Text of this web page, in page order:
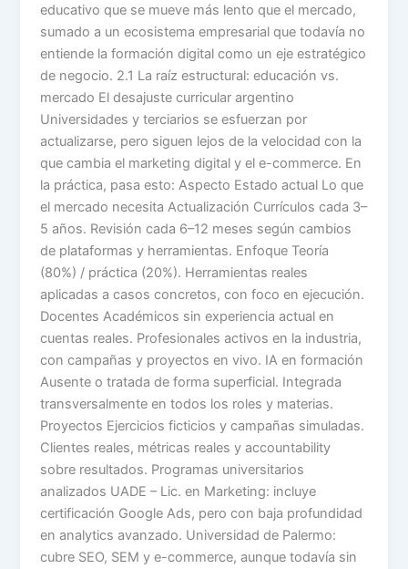
educativo que se mueve más lento que el mercado,
sumado a un ecosistema empresarial que todavía no
entiende la formación digital como un eje estratégico
de negocio. 2.1 La raíz estructural: educación vs.
mercado El desajuste curricular argentino
Universidades y terciarios se esfuerzan por
actualizarse, pero siguen lejos de la velocidad con la
que cambia el marketing digital y el e-commerce. En
la práctica, pasa esto: Aspecto Estado actual Lo que
el mercado necesita Actualización Currículos cada 3–
5 años. Revisión cada 6–12 meses según cambios
de plataformas y herramientas. Enfoque Teoría
(80%) / práctica (20%). Herramientas reales
aplicadas a casos concretos, con foco en ejecución.
Docentes Académicos sin experiencia actual en
cuentas reales. Profesionales activos en la industria,
con campañas y proyectos en vivo. IA en formación
Ausente o tratada de forma superficial. Integrada
transversalmente en todos los roles y materias.
Proyectos Ejercicios ficticios y campañas simuladas.
Clientes reales, métricas reales y accountability
sobre resultados. Programas universitarios
analizados UADE – Lic. en Marketing: incluye
certificación Google Ads, pero con baja profundidad
en analytics avanzado. Universidad de Palermo:
cubre SEO, SEM y e-commerce, aunque todavía sin